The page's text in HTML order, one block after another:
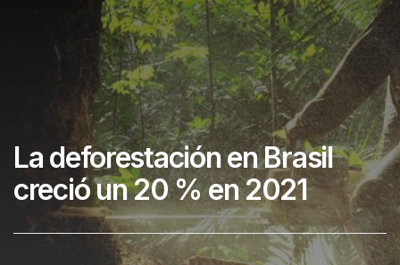
La deforestación en Brasil
creció un 20 % en 2021